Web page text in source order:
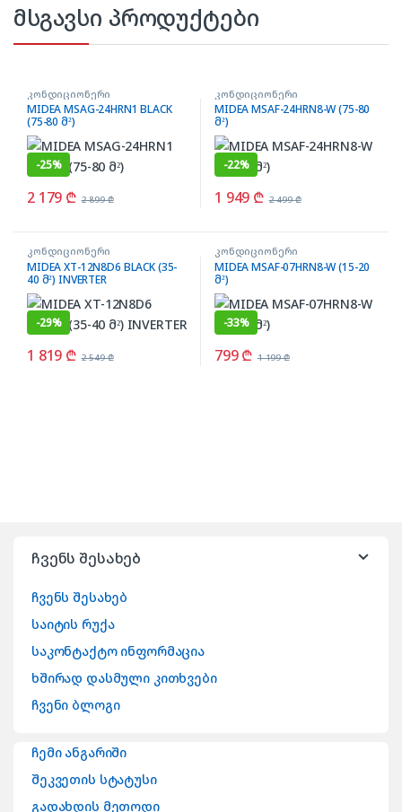
მსგავსი პროდუქტები
კონდიციონერი
MIDEA MSAG-24HRN1 BLACK
(75-80 მ²)
-25%
2 179 ₾ 2 899₾
კონდიციონერი
MIDEA MSAF-24HRN8-W (75-80
მ²)
-22%
1 949 ₾ 2 499₾
კონდიციონერი
MIDEA XT-12N8D6 BLACK (35-
40 მ²) INVERTER
-29%
1 819 ₾ 2 549₾
კონდიციონერი
MIDEA MSAF-07HRN8-W (15-20
მ²)
-33%
799₾ 1 199₾
ჩვენს შესახებ
ჩვენს შესახებ
საიტის რუქა
საკონტაქტო ინფორმაცია
ხშირად დასმული კითხვები
ჩვენი ბლოგი
ჩემი ანგარიში
შეკვეთის სტატუსი
გადახდის მეთოდი